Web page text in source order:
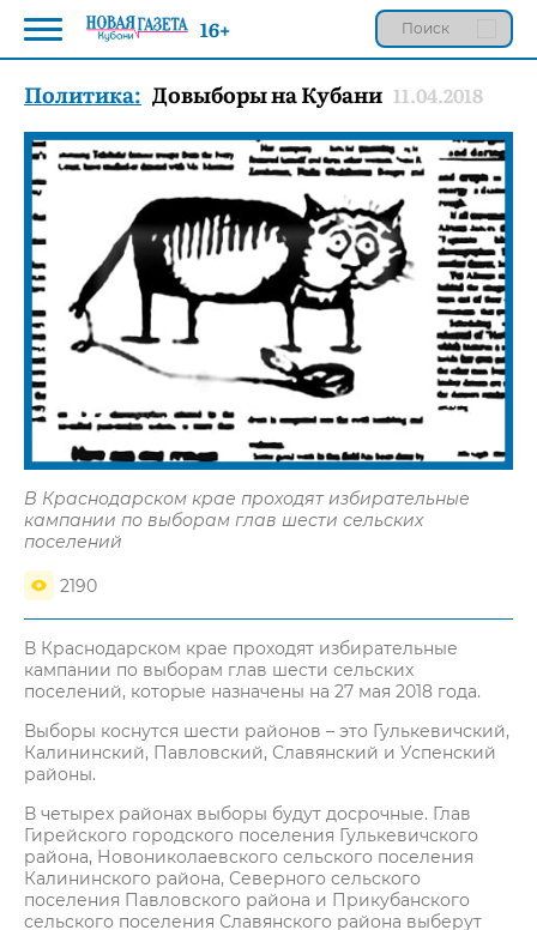
Политика: Довыборы на Кубани 11.04.2018
В Краснодарском крае проходят избирательные
кампании по выборам глав шести сельских
поселений
2190
В Краснодарском крае проходят избирательные
кампании по выборам глав шести сельских
поселений, которые назначены на 27 мая 2018 года.
Выборы коснутся шести районов – это Гулькевичский,
Калининский, Павловский, Славянский и Успенский
районы.
В четырех районах выборы будут досрочные. Глав
Гирейского городского поселения Гулькевичского
района, Новониколаевского сельского поселения
Калининского района, Северного сельского
поселения Павловского района и Прикубанского
сельского поселения Славянского района выберут
16+